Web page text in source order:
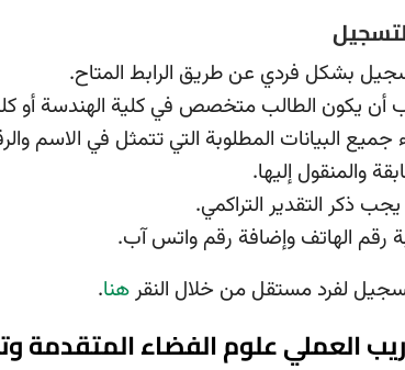
بشكل فردي عن طريق الرابط المتاح.
أن يكون الطالب متخصص في كلية الهندسة أو
البيانات المطلوبة التي تتمثل في الاسم
والمنقول إليها.
ذكر التقدير التراكمي.
رقم الهاتف وإضافة رقم واتس آب.
لفرد مستقل من خلال النقر هنا.